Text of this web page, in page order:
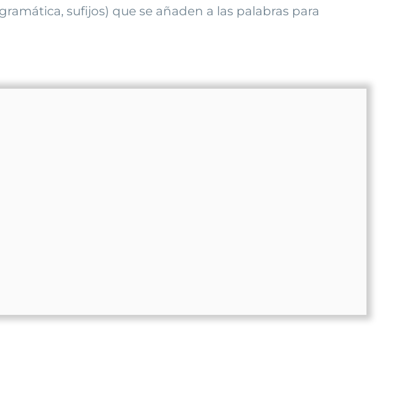
sufijos) que se añaden a las palabras para